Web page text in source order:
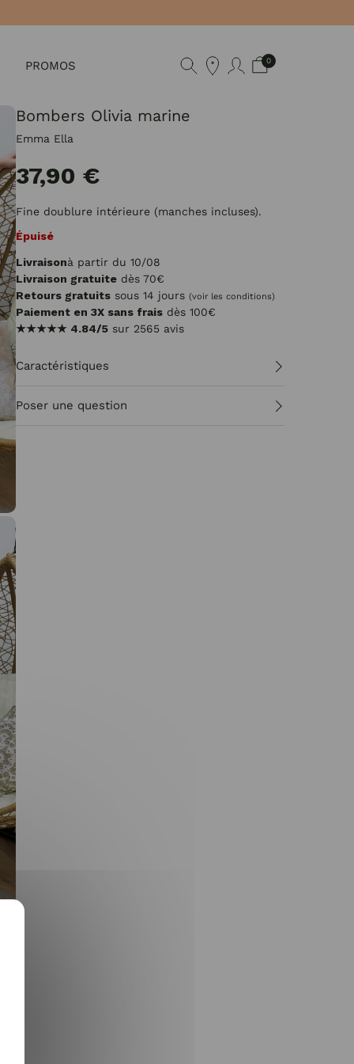
PROMOS 0
Bombers Olivia marine
Emma Ella
37,90 €
Fine doublure intérieure (manches incluses).
Épuisé
Livraisonà partir du 10/08
Livraison gratuite dès 70€
Retours gratuits sous 14 jours (voir les conditions)
Paiement en 3X sans frais dès 100€
★★★★★ 4.84/5 sur 2565 avis
Caractéristiques
Poser une question